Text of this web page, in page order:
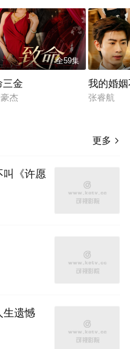
全59集
三金
杰
我的婚
张睿航
更多 
叫《许愿
生遗憾